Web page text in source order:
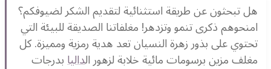
هل تبحثون عن طريقة استثنائية لتقديم الشكر لضيوفكم؟
امنحوهم ذكرى تنمو وتزدهر! مغلفاتنا الصديقة للبيئة التي
تحتوي على بذور زهرة النسيان تعد هدية رمزية ومميزة. كل
مغلف مزين برسومات مائية خلابة لزهور الداليابدرجات